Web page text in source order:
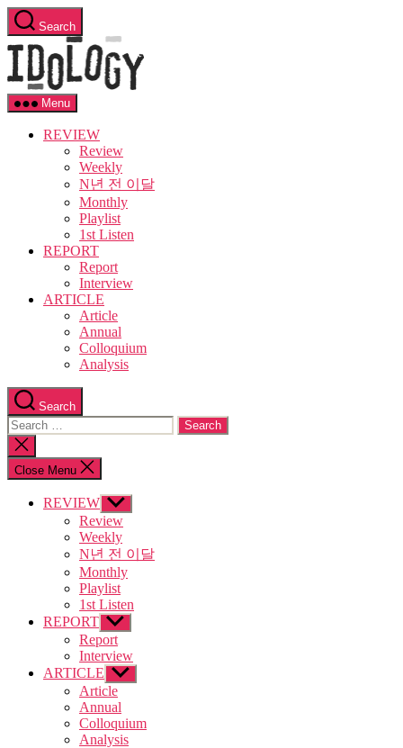
Skip
to
the
content
Search
Menu
REVIEW
Review
Weekly
N년 전 이달
Monthly
Playlist
1st Listen
REPORT
Report
Interview
ARTICLE
Article
Annual
Colloquium
Analysis
Search
Search
for:
Close
search
Close Menu
REVIEW Show
sub
menu
Review
Weekly
N년 전 이달
Monthly
Playlist
1st Listen
REPORT Show
sub
menu
Report
Interview
ARTICLE Show
sub
menu
Article
Annual
Colloquium
Analysis